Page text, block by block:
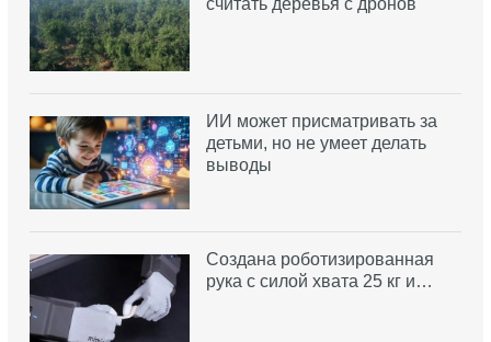
считать деревья с дронов
ИИ может присматривать за
детьми, но не умеет делать
выводы
Создана роботизированная
рука с силой хвата 25 кг и…